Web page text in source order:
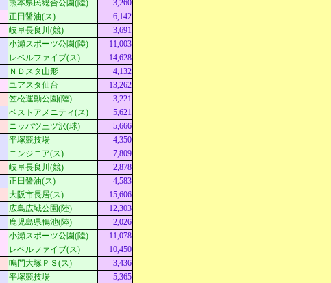
熊本県民総合公園(陸)
3,260
正田醤油(ス)
6,142
岐阜長良川(競)
3,691
小瀬スポーツ公園(陸)
11,003
レベルファイブ(ス) 14,628
ＮＤスタ山形
4,132
ユアスタ仙台
13,262
笠松運動公園(陸)
3,221
ベストアメニティ(ス)
5,621
ニッパツ三ツ沢(球)
5,666
平塚競技場
4,350
ニンジニア(ス) 7,809
岐阜長良川(競)
2,878
正田醤油(ス)
4,583
大阪市長居(ス)
15,606
広島広域公園(陸)
12,303
鹿児島県鴨池(陸)
2,026
小瀬スポーツ公園(陸)
11,078
レベルファイブ(ス)
10,450
鳴門大塚ＰＳ(ス)
3,436
平塚競技場 5,365